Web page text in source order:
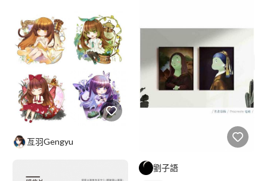
亙羽Gengyu
劉子語